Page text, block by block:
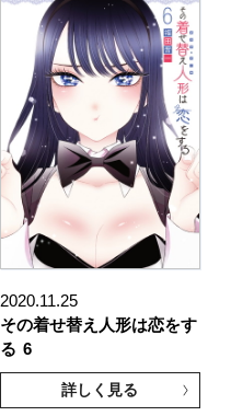
2020.11.25
その着せ替え人形は恋をす
る 6
詳しく見る